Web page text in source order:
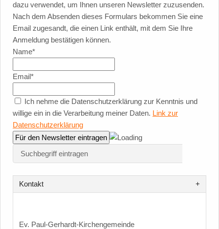
dazu verwendet, um Ihnen unseren Newsletter zuzusenden.
Nach dem Absenden dieses Formulars bekommen Sie eine
Email zugesandt, die einen Link enthält, mit dem Sie Ihre
Anmeldung bestätigen können.
Name*
Email*
Ich nehme die Datenschutzerklärung zur Kenntnis und
willige ein in die Verarbeitung meiner Daten. Link zur
Datenschutzerklärung
Kontakt
Ev. Paul-Gerhardt-Kirchengemeinde